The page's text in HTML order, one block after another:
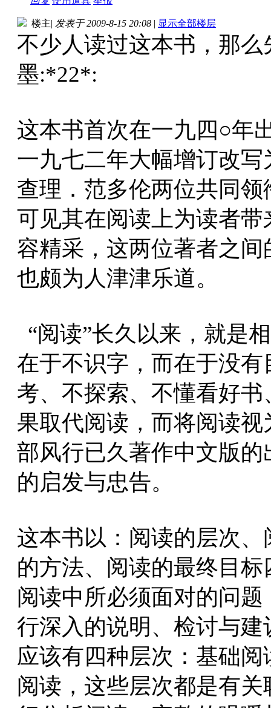
楼主| 发表于 2009-8-15 20:08 | 显示全部楼层
不少人读过这本书，那
墨:*22*:
这本书首次在一九四○年
一九七二年大幅增订改
查理．范多伦两位共同
可见其在阅读上为读者
容精采，这两位著者之
也颇为人津津乐道。
“阅读”长久以来，就是
在于不识字，而在于没
考、不探索、不懂看好
果取代阅读，而将阅读
部风行已久著作中文版
的启发与忠告。
这本书以：阅读的层次
的方法、阅读的最终目
阅读中所必须面对的问
行深入的说明、检讨与
应该有四种层次：基础
阅读，这些层次都是有